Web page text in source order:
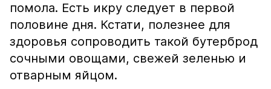
помола. Есть икру следует в первой
половине дня. Кстати, полезнее для
здоровья сопроводить такой бутерброд
сочными овощами, свежей зеленью и
отварным яйцом.